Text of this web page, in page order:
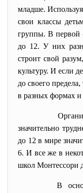
младше.
свои классы
группы. В первой
до 12. У них
строит свой
культуру. И если
до своего
в разных формах и
значительно
до 12 в мире
6. И все же в
школ Монтессори
В